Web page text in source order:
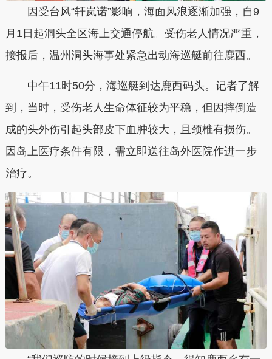
因受台风“轩岚诺”影响，海面风浪逐渐加强，自9
月1日起洞头全区海上交通停航。受伤老人情况严重，
接报后，温州洞头海事处紧急出动海巡艇前往鹿西。
中午11时50分，海巡艇到达鹿西码头。记者了解
到，当时，受伤老人生命体征较为平稳，但因摔倒造
成的头外伤引起头部皮下血肿较大，且颈椎有损伤。
因岛上医疗条件有限，需立即送往岛外医院作进一步
治疗。